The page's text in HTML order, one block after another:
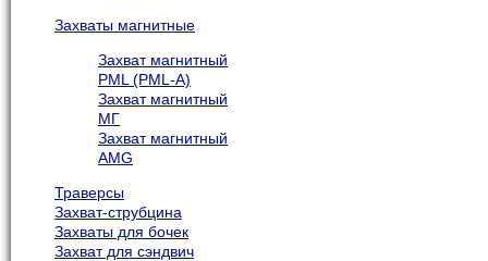
Захваты магнитные
Захват магнитный
PML (PML-A)
Захват магнитный
МГ
Захват магнитный
AMG
Траверсы
Захват-струбцина
Захваты для бочек
Захват для сэндвич